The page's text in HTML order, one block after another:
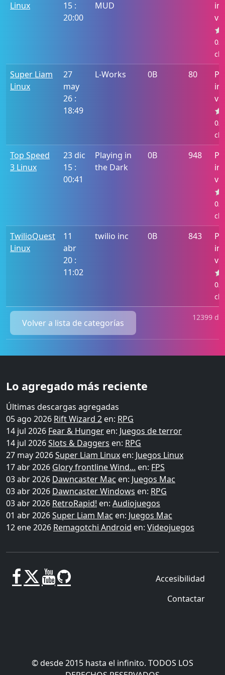
Linux
15 :
20:00
MUD
0/
Super Liam
Linux
27
may
26 :
18:49
L-Works 0B 80
0/
Top Speed
3 Linux
23 dic
15 :
00:41
Playing in
the Dark
0B 948
0/
TwilioQuest
Linux
11
abr
20 :
11:02
twilio inc 0B 843
0/
Volver a lista de categorías
12399
Lo agregado más reciente
Últimas descargas agregadas
05 ago 2026 Rift Wizard 2 en: RPG
14 jul 2026 Fear & Hunger en: Juegos de terror
14 jul 2026Slots & Daggers en: RPG
27 may 2026Super Liam Linux en: Juegos Linux
17 abr 2026 Glory frontline Wind... en: FPS
03 abr 2026 Dawncaster Mac en: Juegos Mac
03 abr 2026 Dawncaster Windows en: RPG
03 abr 2026 RetroRapid! en: Audiojuegos
01 abr 2026Super Liam Mac en: Juegos Mac
12 ene 2026 Remagotchi Android en: Videojuegos
Accesibilidad
Contactar
© desde 2015 hasta el infinito. TODOS LOS